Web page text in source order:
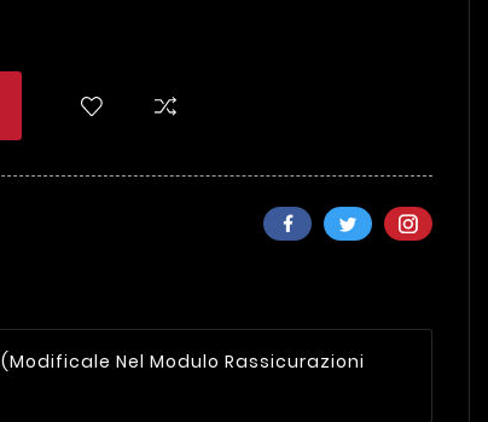
(modificale Nel Modulo Rassicurazioni